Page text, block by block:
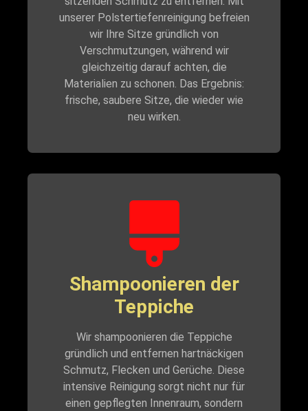
unserer Polstertiefenreinigung befreien
wir Ihre Sitze gründlich von
Verschmutzungen, während wir
gleichzeitig darauf achten, die
Materialien zu schonen. Das Ergebnis:
frische, saubere Sitze, die wieder wie
neu wirken.
Shampoonieren der
Teppiche
Wir shampoonieren die Teppiche
gründlich und entfernen hartnäckigen
Schmutz, Flecken und Gerüche. Diese
intensive Reinigung sorgt nicht nur für
einen gepflegten Innenraum, sondern